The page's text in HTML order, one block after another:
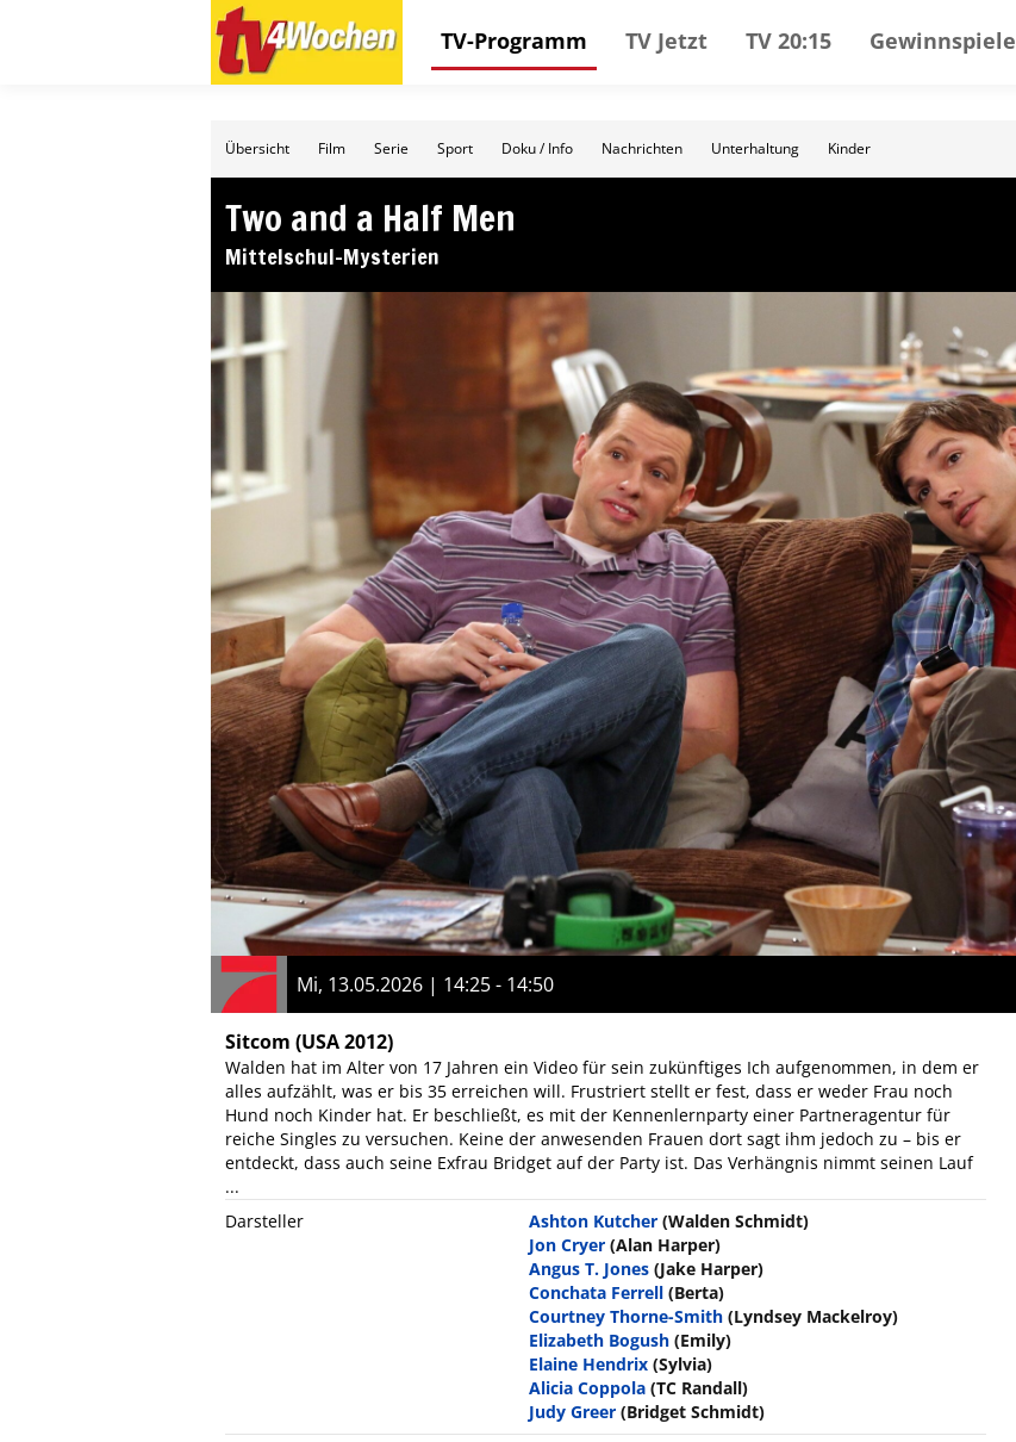
TV-Programm TV Jetzt TV 20:15 Gewinnspiele
Übersicht Film Serie Sport Doku / Info Nachrichten Unterhaltung Kinder
Two and a Half Men
Mittelschul-Mysterien
Mi, 13.05.2026 | 14:25 - 14:50
Sitcom (USA 2012)
Walden hat im Alter von 17 Jahren ein Video für sein zukünftiges Ich aufgenommen, in dem er
alles aufzählt, was er bis 35 erreichen will. Frustriert stellt er fest, dass er weder Frau noch
Hund noch Kinder hat. Er beschließt, es mit der Kennenlernparty einer Partneragentur für
reiche Singles zu versuchen. Keine der anwesenden Frauen dort sagt ihm jedoch zu – bis er
entdeckt, dass auch seine Exfrau Bridget auf der Party ist. Das Verhängnis nimmt seinen Lauf
...
Darsteller
Ashton Kutcher (Walden Schmidt)
Jon Cryer (Alan Harper)
Angus T. Jones (Jake Harper)
Conchata Ferrell (Berta)
Courtney Thorne-Smith (Lyndsey Mackelroy)
Elizabeth Bogush (Emily)
Elaine Hendrix (Sylvia)
Alicia Coppola (TC Randall)
Judy Greer (Bridget Schmidt)